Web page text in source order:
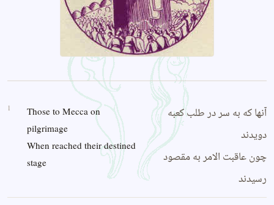
1
Those to Mecca on
pilgrimage
When reached their destined
stage
آنها که به سر در طلب کعبه
دویدند
چون عاقبت الامر به مقصود
رسیدند